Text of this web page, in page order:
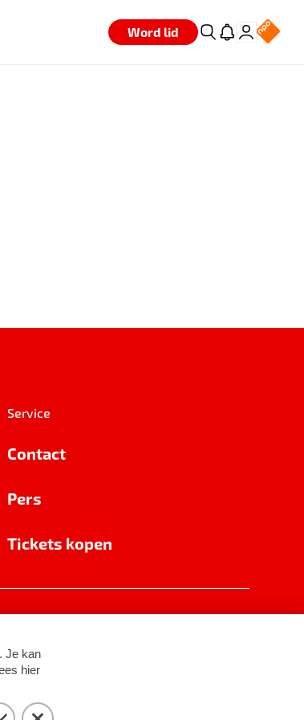
Word lid
Service
Contact
Pers
Tickets kopen